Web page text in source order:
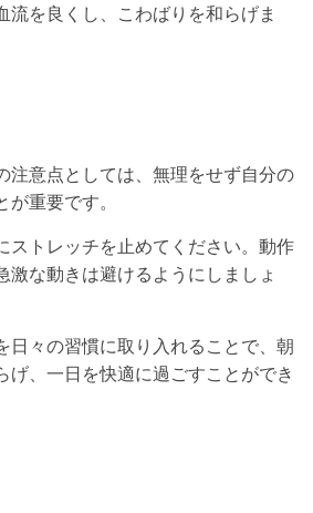
流を良くし、こわばりを和らげま
注意点としては、無理をせず自分の
重要です。
ストレッチを止めてください。動作
激な動きは避けるようにしましょ
日々の習慣に取り入れることで、朝
げ、一日を快適に過ごすことができ